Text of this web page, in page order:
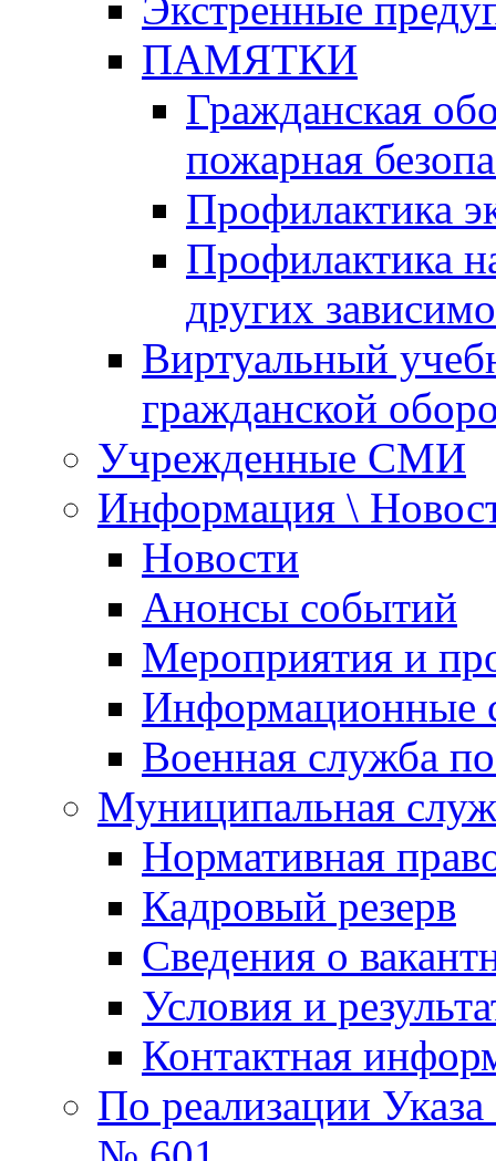
ПАМЯТКИ
Гражданская
пожарная
Профилактика
Профилактика
других
Виртуальный
гражданской
Учрежденные СМИ
Информация \
Новости
Анонсы событий
Мероприятия и
Информационные
Военная служба
Муниципальная
Нормативная
Кадровый резерв
Сведения о
Условия и
Контактная
По реализации